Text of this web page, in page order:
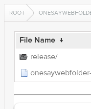
ROOT
File Name ↓
release/